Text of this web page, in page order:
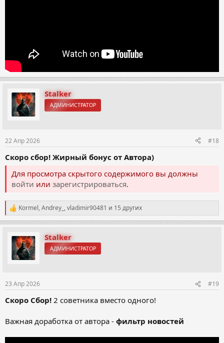
Stalker
АДМИНИСТРАТОР
22 Апр 2026 #18
Скоро сбор! Жирный бонус от Автора)
Для просмотра скрытого содержимого вы должны
войти или зарегистрироваться.
Р
е
а
ц
и
Kormel,Andrey_ ,vladimir90481 и 15 других
Stalker
АДМИНИСТРАТОР
23 Апр 2026 #19
Скоро Сбор! 2 советника вместо одного!
Важная доработка от автора - фильтр новостей